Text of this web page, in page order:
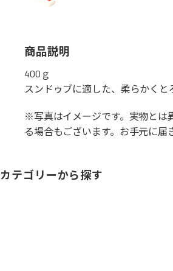
商品説明
400ｇ
スンドゥブに適した、柔らかくと
※写真はイメージです。実物とは
る場合もございます。お手元に届
カテゴリーから探す